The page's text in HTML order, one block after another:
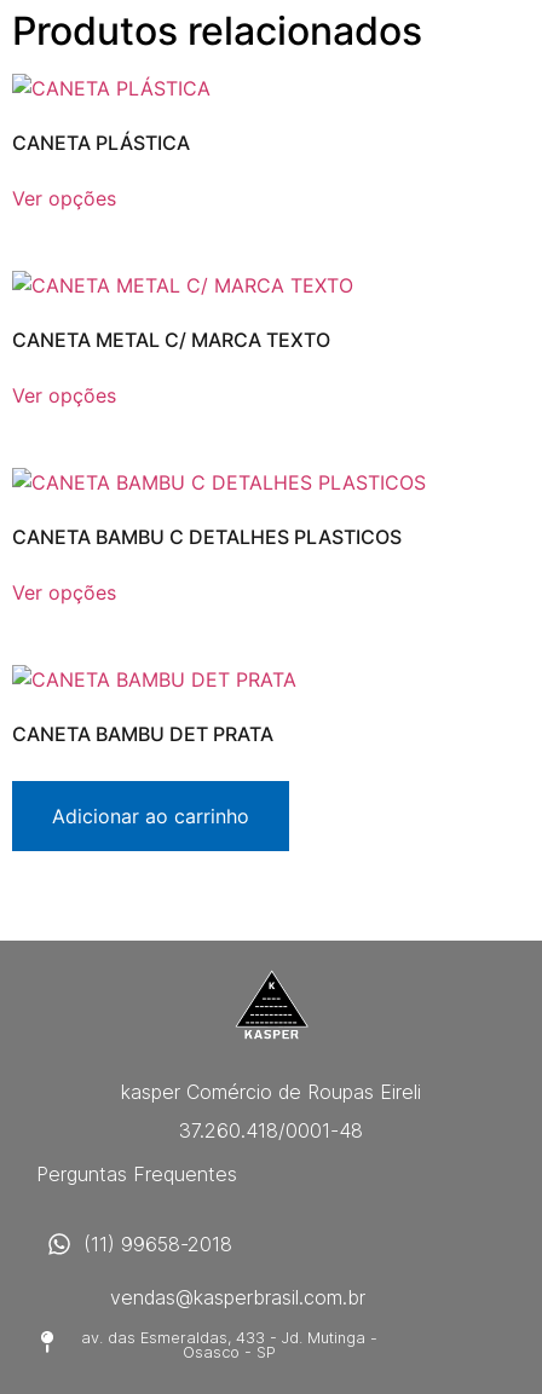
Produtos relacionados
CANETA PLÁSTICA
Ver opções
CANETA METAL C/ MARCA TEXTO
Ver opções
CANETA BAMBU C DETALHES PLASTICOS
Ver opções
CANETA BAMBU DET PRATA
Adicionar ao carrinho
kasper Comércio de Roupas Eireli
37.260.418/0001-48
Perguntas Frequentes
(11) 99658-2018
vendas@kasperbrasil.com.br
av. das Esmeraldas, 433 - Jd. Mutinga -
Osasco - SP